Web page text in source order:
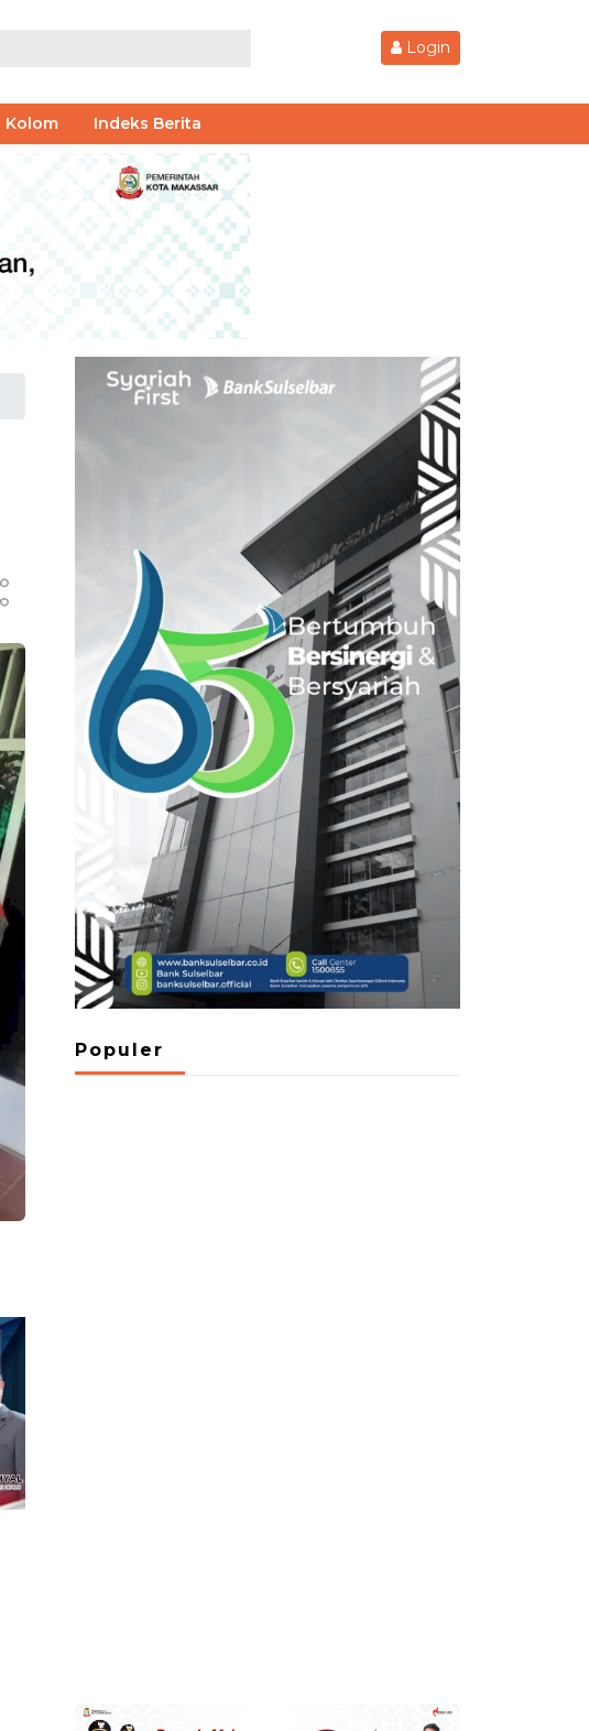
Login
Kolom Indeks Berita
Populer